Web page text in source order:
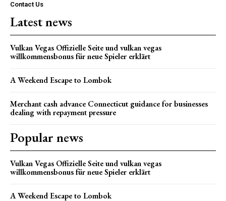
Contact Us
Latest news
Vulkan Vegas Offizielle Seite und vulkan vegas
willkommensbonus für neue Spieler erklärt
A Weekend Escape to Lombok
Merchant cash advance Connecticut guidance for businesses
dealing with repayment pressure
Popular news
Vulkan Vegas Offizielle Seite und vulkan vegas
willkommensbonus für neue Spieler erklärt
A Weekend Escape to Lombok